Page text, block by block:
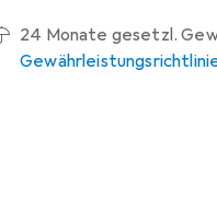
24 Monate gesetzl.